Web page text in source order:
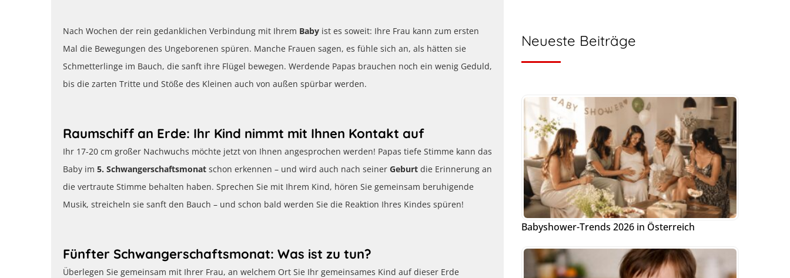
Nach Wochen der rein gedanklichen Verbindung mit Ihrem Baby ist es soweit: Ihre Frau kann zum ersten
Mal die Bewegungen des Ungeborenen spüren. Manche Frauen sagen, es fühle sich an, als hätten sie
Schmetterlinge im Bauch, die sanft ihre Flügel bewegen. Werdende Papas brauchen noch ein wenig Geduld,
bis die zarten Tritte und Stöße des Kleinen auch von außen spürbar werden.
Raumschiff an Erde: Ihr Kind nimmt mit Ihnen Kontakt auf
Ihr 17-20 cm großer Nachwuchs möchte jetzt von Ihnen angesprochen werden! Papas tiefe Stimme kann das
Baby im 5. Schwangerschaftsmonat schon erkennen – und wird auch nach seiner Geburt die Erinnerung an
die vertraute Stimme behalten haben. Sprechen Sie mit Ihrem Kind, hören Sie gemeinsam beruhigende
Musik, streicheln sie sanft den Bauch – und schon bald werden Sie die Reaktion Ihres Kindes spüren!
Fünfter Schwangerschaftsmonat: Was ist zu tun?
Überlegen Sie gemeinsam mit Ihrer Frau, an welchem Ort Sie Ihr gemeinsames Kind auf dieser Erde
Neueste Beiträge
Babyshower-Trends 2026 in Österreich